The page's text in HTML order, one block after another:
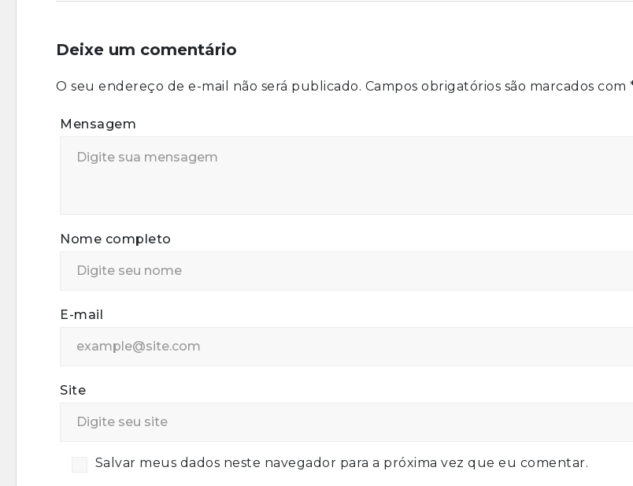
Deixe um comentário
O seu endereço de e-mail não será publicado. Campos obrigatórios são marcados com
Mensagem
Nome completo
E-mail
Site
Salvar meus dados neste navegador para a próxima vez que eu comentar.